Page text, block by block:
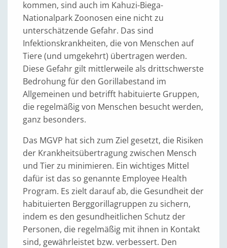
kommen, sind auch im Kahuzi-Biega-
Nationalpark Zoonosen eine nicht zu
unterschätzende Gefahr. Das sind
Infektionskrankheiten, die von Menschen auf
Tiere (und umgekehrt) übertragen werden.
Diese Gefahr gilt mittlerweile als drittschwerste
Bedrohung für den Gorillabestand im
Allgemeinen und betrifft habituierte Gruppen,
die regelmäßig von Menschen besucht werden,
ganz besonders.
Das MGVP hat sich zum Ziel gesetzt, die Risiken
der Krankheitsübertragung zwischen Mensch
und Tier zu minimieren. Ein wichtiges Mittel
dafür ist das so genannte Employee Health
Program. Es zielt darauf ab, die Gesundheit der
habituierten Berggorillagruppen zu sichern,
indem es den gesundheitlichen Schutz der
Personen, die regelmäßig mit ihnen in Kontakt
sind, gewährleistet bzw. verbessert. Den